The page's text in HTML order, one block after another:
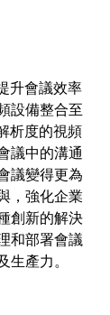
升會議效率
設備整合至
析度的視頻
議中的溝通
議變得更為
，強化企業
創新的解決
和部署會議
生產力。